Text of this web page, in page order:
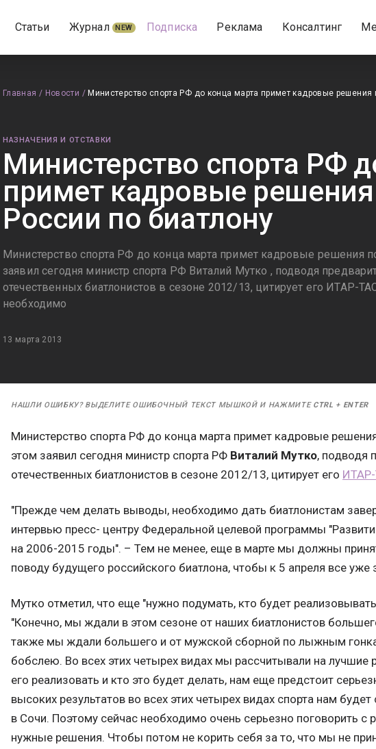
Статьи Журнал NEW Подписка Реклама Консалтинг
Главная / Новости / Министерство спорта РФ до конца марта примет кадровые решения
НАЗНАЧЕНИЯ И ОТСТАВКИ
Министерство спорта РФ
примет кадровые
России по биатлону
Министерство спорта РФ до конца марта примет кадровые решения
заявил сегодня министр спорта РФ Виталий Мутко , подводя
отечественных биатлонистов в сезоне 2012/13, цитирует его ИТАР-
необходимо
13 марта 2013
НАШЛИ ОШИБКУ? ВЫДЕЛИТЕ ОШИБОЧНЫЙ ТЕКСТ МЫШКОЙ И НАЖМИТЕ CTRL + ENTER
Министерство спорта РФ до конца марта примет кадровые
этом заявил сегодня министр спорта РФ Виталий Мутко, подводя
отечественных биатлонистов в сезоне 2012/13, цитирует его
"Прежде чем делать выводы, необходимо дать биатлонистам
интервью пресс- центру Федеральной целевой программы
на 2006-2015 годы". – Тем не менее, еще в марте мы должны
поводу будущего российского биатлона, чтобы к 5 апреля все уже
Мутко отметил, что еще "нужно подумать, кто будет
"Конечно, мы ждали в этом сезоне от наших биатлонистов
также мы ждали большего и от мужской сборной по лыжным
бобслею. Во всех этих четырех видах мы рассчитывали на лучшие
его реализовать и кто это будет делать, нам еще предстоит
высоких результатов во всех этих четырех видах спорта нам
в Сочи. Поэтому сейчас необходимо очень серьезно поговорить с
нужные решения. Чтобы потом не корить себя за то, что мы не